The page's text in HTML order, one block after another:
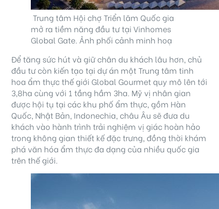
Trung tâm Hội chợ Triển lãm Quốc gia
mở ra tiềm năng đầu tư tại Vinhomes
Global Gate. Ảnh phối cảnh minh hoạ
Để tăng sức hút và giữ chân du khách lâu hơn, chủ
đầu tư còn kiến tạo tại dự án một Trung tâm tinh
hoa ẩm thực thế giới Global Gourmet quy mô lên tới
3,8ha cùng với 1 tầng hầm 3ha. Mỹ vị nhân gian
được hội tụ tại các khu phố ẩm thực, gồm Hàn
Quốc, Nhật Bản, Indonechia, châu Âu sẽ đưa du
khách vào hành trình trải nghiệm vị giác hoàn hảo
trong không gian thiết kế đặc trưng, đồng thời khám
phá văn hóa ẩm thực đa dạng của nhiều quốc gia
trên thế giới.